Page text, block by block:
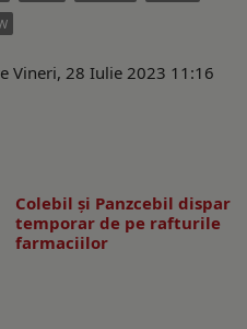
Vineri, 28 Iulie 2023 11:16
Colebil și Panzcebil dispar
temporar de pe rafturile
farmaciilor